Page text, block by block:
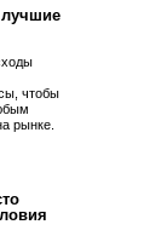
чтобы
рынке.